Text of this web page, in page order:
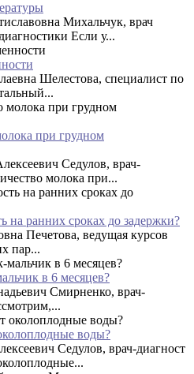
Михальчук, врач
Если у...
Шелестова, специалист по
при грудном
Седулов, врач-
молока при...
на ранних сроках до задержки?
Печетова, ведущая курсов
пар...
в 6 месяцев?
Смирненко, врач-
воды?
Седулов, врач-диагност